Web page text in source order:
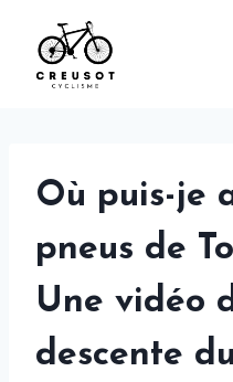
content
Où puis-je
pneus de
Une vidéo
descente